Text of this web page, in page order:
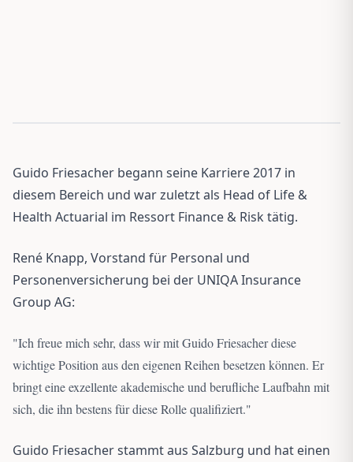
Guido Friesacher begann seine Karriere 2017 in
diesem Bereich und war zuletzt als Head of Life &
Health Actuarial im Ressort Finance & Risk tätig.
René Knapp, Vorstand für Personal und
Personenversicherung bei der UNIQA Insurance
Group AG:
"Ich freue mich sehr, dass wir mit Guido Friesacher diese
wichtige Position aus den eigenen Reihen besetzen können. Er
bringt eine exzellente akademische und berufliche Laufbahn mit
sich, die ihn bestens für diese Rolle qualifiziert."
Guido Friesacher stammt aus Salzburg und hat einen